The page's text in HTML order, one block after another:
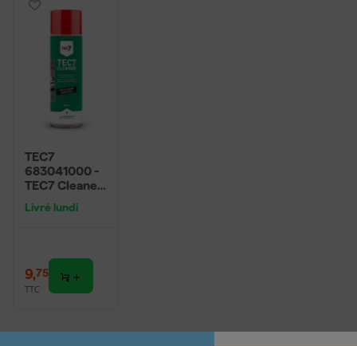
TEC7
683041000 -
TEC7 Cleaner
ml
Livré lundi
9,75
TTC